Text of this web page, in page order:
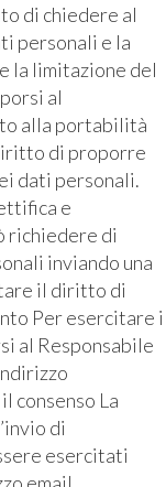
di chiedere al
personali e la
la limitazione del
al
alla portabilità
di proporre
dati personali.
e
richiedere di
inviando una
il diritto di
Per esercitare i
al Responsabile
consenso La
di
esercitati